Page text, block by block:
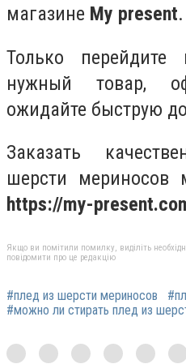
магазине My present.
Только перейдите
нужный товар,
ожидайте быструю
Заказать
шерсти
https://my-
Якщо ви помітили помилку, виділіть
повідомити про це редакцію
#плед из шерсти мериносов
#можно ли стирать плед из